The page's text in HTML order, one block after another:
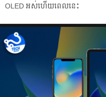
OLED អស់ហើយពេលនេះ